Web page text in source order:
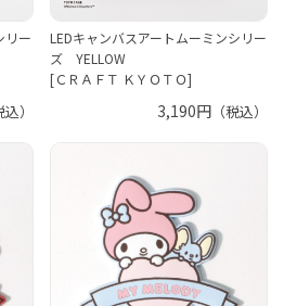
リー
）
LEDキャンバスアートムーミンシリー
ズ YELLOW
[ＣＲＡＦＴ ＫＹＯＴＯ]
3,190円 （税込）